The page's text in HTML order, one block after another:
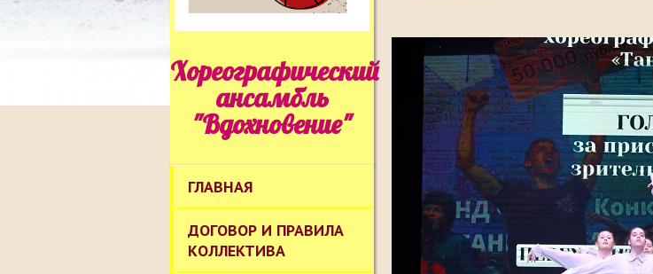
Хореографический
ансамбль
"Вдохновение"
ГЛАВНАЯ
ДОГОВОР И ПРАВИЛА
КОЛЛЕКТИВА